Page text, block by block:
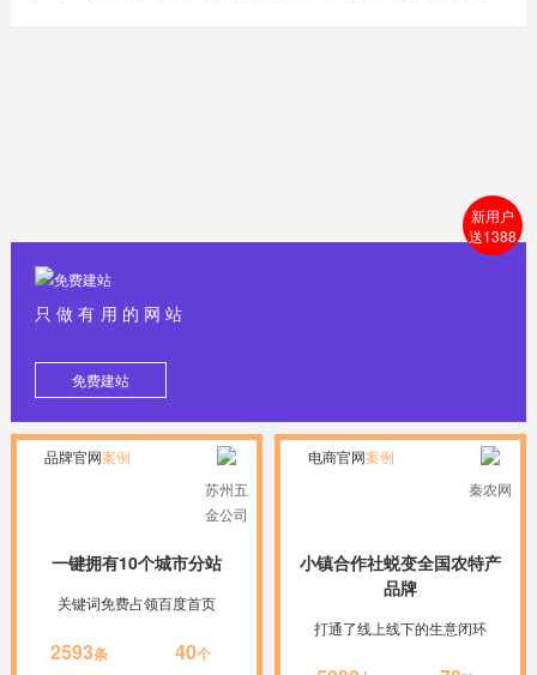
只做有用的网站
免费建站
品牌官网案例
苏州五
金公司
一键拥有10个城市分站
关键词免费占领百度首页
2593条 40个
电商官网案例
秦农网
小镇合作社蜕变全国农特产
品牌
打通了线上线下的生意闭环
新用户
送1388